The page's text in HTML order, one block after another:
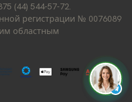
(44) 544-57-72.
регистрации № 0076089
областным
Д